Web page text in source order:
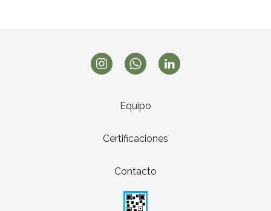
Equipo
Certificaciones
Contacto